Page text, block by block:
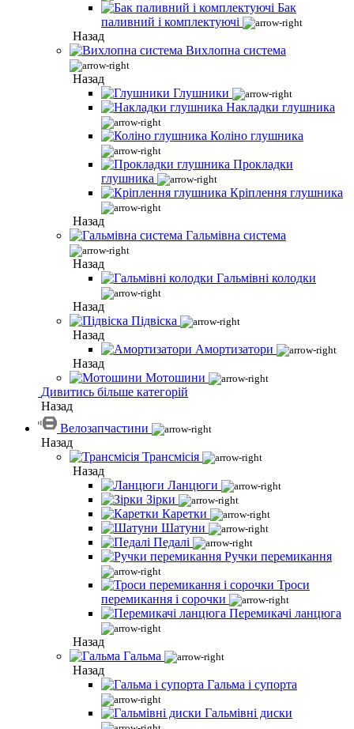
Бак
паливний і комплектуючі
Назад
Вихлопна система
Назад
Глушники
Накладки глушника
Коліно глушника
Прокладки
глушника
Кріплення глушника
Назад
Гальмівна система
Назад
Гальмівні колодки
Назад
Підвіска
Назад
Амортизатори
Назад
Мотошини
Дивитись більше категорій
Назад
Велозапчастини
Назад
Трансмісія
Назад
Ланцюги
Зірки
Каретки
Шатуни
Педалі
Ручки перемикання
Троси
перемикання і сорочки
Перемикачі ланцюга
Назад
Гальма
Назад
Гальма і супорта
Гальмівні диски